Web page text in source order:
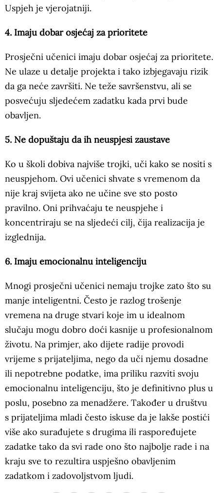
Uspjeh je vjerojatniji.
4. Imaju dobar osjećaj za prioritete
Prosječni učenici imaju dobar osjećaj za prioritete.
Ne ulaze u detalje projekta i tako izbjegavaju rizik
da ga neće završiti. Ne teže savršenstvu, ali se
posvećuju sljedećem zadatku kada prvi bude
obavljen.
5. Ne dopuštaju da ih neuspjesi zaustave
Ko u školi dobiva najviše trojki, uči kako se nositi s
neuspjehom. Ovi učenici shvate s vremenom da
nije kraj svijeta ako ne učine sve sto posto
pravilno. Oni prihvaćaju te neuspjehe i
koncentriraju se na sljedeći cilj, čija realizacija je
izglednija.
6. Imaju emocionalnu inteligenciju
Mnogi prosječni učenici nemaju trojke zato što su
manje inteligentni. Često je razlog trošenje
vremena na druge stvari koje im u idealnom
slučaju mogu dobro doći kasnije u profesionalnom
životu. Na primjer, ako dijete radije provodi
vrijeme s prijateljima, nego da uči njemu dosadne
ili nepotrebne podatke, ima priliku razviti svoju
emocionalnu inteligenciju, što je definitivno plus u
poslu, posebno za menadžere. Također u društvu
s prijateljima mladi često iskuse da je lakše postići
više ako surađujete s drugima ili raspoređujete
zadatke tako da svi rade ono što najbolje rade i na
kraju sve to rezultira uspješno obavljenim
zadatkom i zadovoljstvom ljudi.